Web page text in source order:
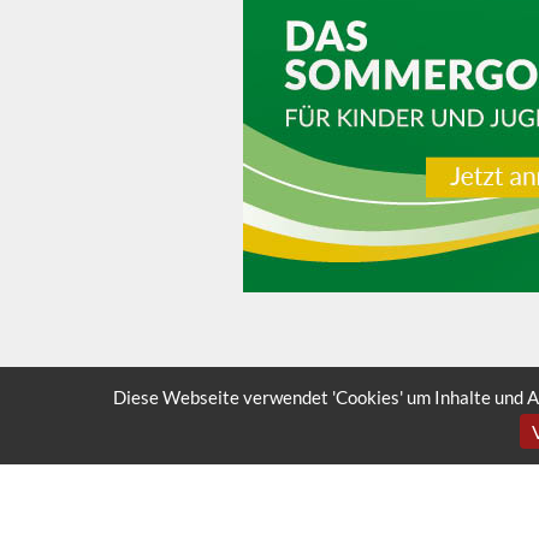
Diese Webseite verwendet 'Cookies' um Inhalte und